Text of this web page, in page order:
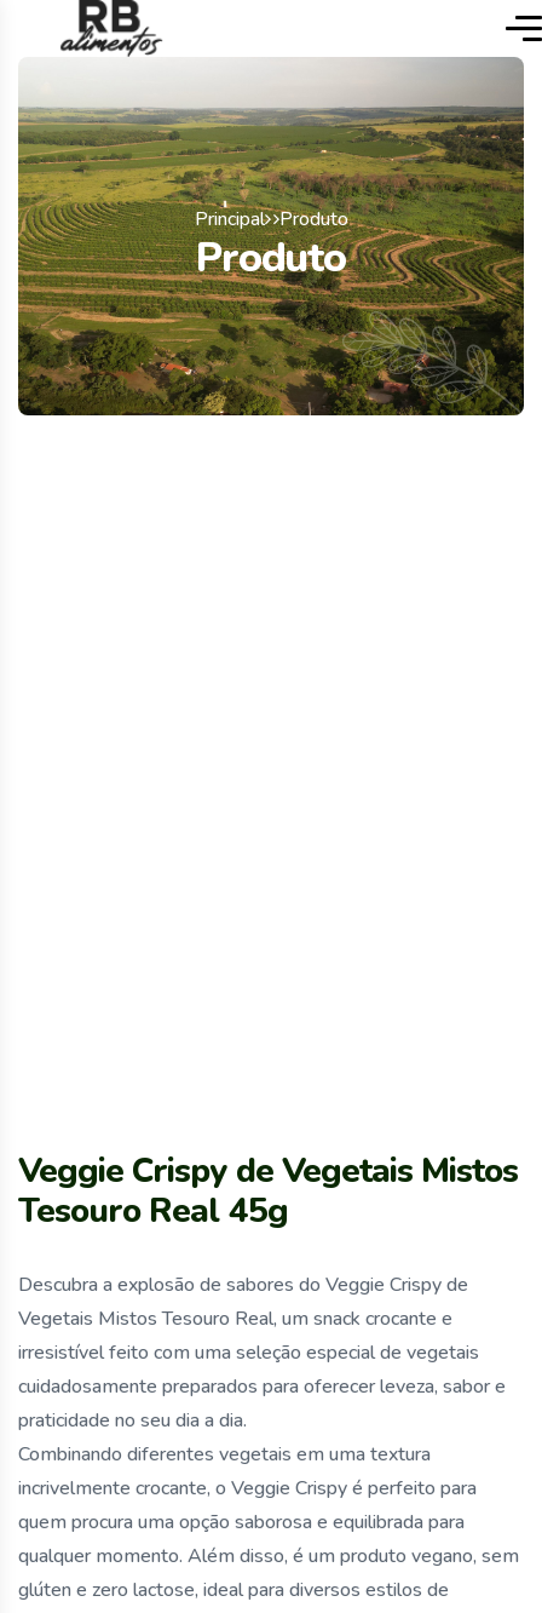
Principal Produto
Produto
Veggie Crispy de Vegetais Mistos
Tesouro Real 45g
Descubra a explosão de sabores do Veggie Crispy de
Vegetais Mistos Tesouro Real, um snack crocante e
irresistível feito com uma seleção especial de vegetais
cuidadosamente preparados para oferecer leveza, sabor e
praticidade no seu dia a dia.
Combinando diferentes vegetais em uma textura
incrivelmente crocante, o Veggie Crispy é perfeito para
quem procura uma opção saborosa e equilibrada para
qualquer momento. Além disso, é um produto vegano, sem
glúten e zero lactose, ideal para diversos estilos de